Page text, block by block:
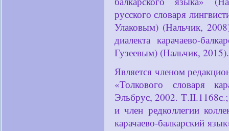
русского словаря
Улаковым) (Нальчик,
диалекта карачаево-
Гузеевым) (Нальчик, 2015).
Является членом
«Толкового словаря
Эльбрус, 2002.
и член редколлегии
карачаево-балкарский